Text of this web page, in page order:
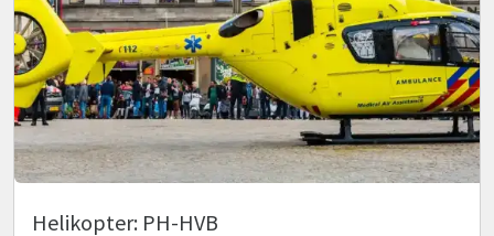
Helikopter: PH-HVB